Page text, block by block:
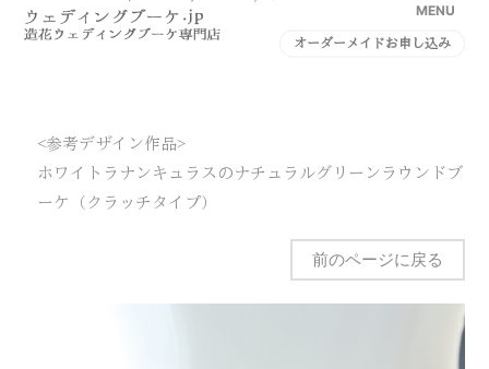
MENU
オーダーメイドお申し込み
<参考デザイン作品>
ホワイトラナンキュラスのナチュラルグリーンラウンドブ
ーケ（クラッチタイプ）
前のページに戻る